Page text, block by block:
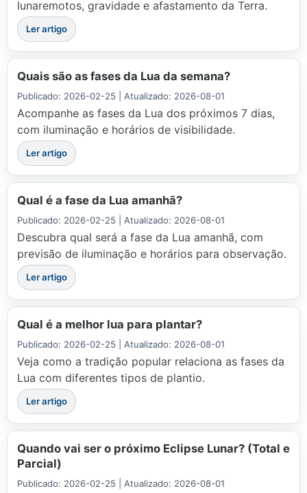
lunaremotos, gravidade e afastamento da Terra.
Ler artigo
Quais são as fases da Lua da semana?
Publicado: 2026-02-25 | Atualizado: 2026-08-01
Acompanhe as fases da Lua dos próximos 7 dias,
com iluminação e horários de visibilidade.
Ler artigo
Qual é a fase da Lua amanhã?
Publicado: 2026-02-25 | Atualizado: 2026-08-01
Descubra qual será a fase da Lua amanhã, com
previsão de iluminação e horários para observação.
Ler artigo
Qual é a melhor lua para plantar?
Publicado: 2026-02-25 | Atualizado: 2026-08-01
Veja como a tradição popular relaciona as fases da
Lua com diferentes tipos de plantio.
Ler artigo
Quando vai ser o próximo Eclipse Lunar? (Total e
Parcial)
Publicado: 2026-02-25 | Atualizado: 2026-08-01